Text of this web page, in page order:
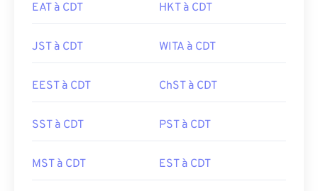
EAT à CDT HKT à CDT
JST à CDT WITA à CDT
EEST à CDT ChST à CDT
SST à CDT PST à CDT
MST à CDT EST à CDT